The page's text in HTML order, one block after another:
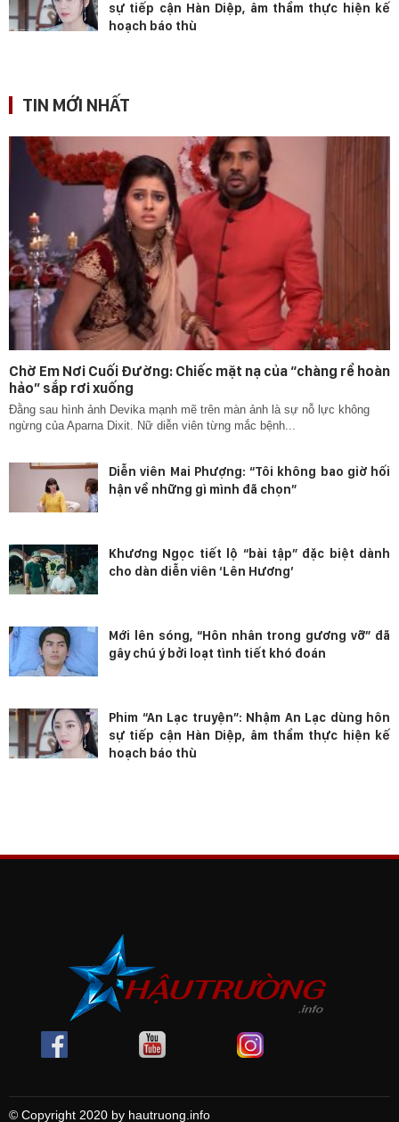
sự tiếp cận Hàn Diệp, âm thầm thực hiện kế
hoạch báo thù
TIN MỚI NHẤT
Chờ Em Nơi Cuối Đường: Chiếc mặt nạ của “chàng rể hoàn
hảo” sắp rơi xuống
Đằng sau hình ảnh Devika mạnh mẽ trên màn ảnh là sự nỗ lực không
ngừng của Aparna Dixit. Nữ diễn viên từng mắc bệnh...
Diễn viên Mai Phượng: “Tôi không bao giờ hối
hận về những gì mình đã chọn”
Khương Ngọc tiết lộ “bài tập” đặc biệt dành
cho dàn diễn viên ‘Lên Hương’
Mới lên sóng, “Hôn nhân trong gương vỡ” đã
gây chú ý bởi loạt tình tiết khó đoán
Phim “An Lạc truyện”: Nhậm An Lạc dùng hôn
sự tiếp cận Hàn Diệp, âm thầm thực hiện kế
hoạch báo thù
© Copyright 2020 by hautruong.info